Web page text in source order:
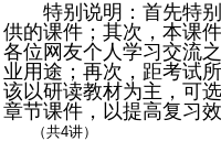
特别说明：首先特
供的课件；其次，本课
各位网友个人学习交流
业用途；再次，距考试
该以研读教材为主，可
章节课件，以提高复习效
（共4讲）